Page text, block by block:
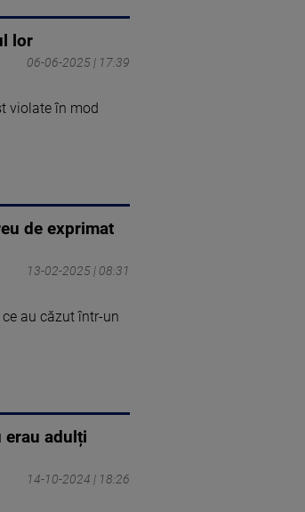
lor
06-06-2025 | 17:39
violate în mod
de exprimat
13-02-2025 | 08:31
au căzut într-un
erau adulți
14-10-2024 | 18:26